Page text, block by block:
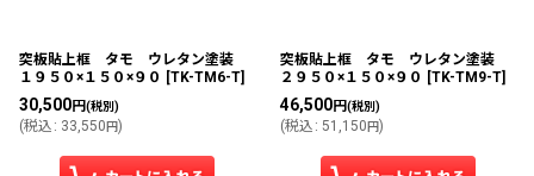
突板貼上框 タモ ウレタン塗装
１９５０×１５０×９０ [TK-TM6-T]
30,500円(税別)
(税込 : 33,550 円)
突板貼上框 タモ ウレタン塗装
２９５０×１５０×９０ [TK-TM9-T]
46,500円(税別)
(税込 : 51,150 円)